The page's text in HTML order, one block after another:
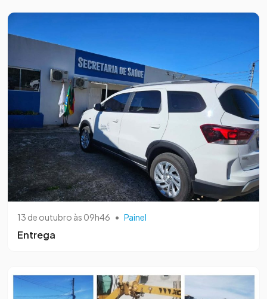
13 de outubro às 09h46 • Painel
Entrega